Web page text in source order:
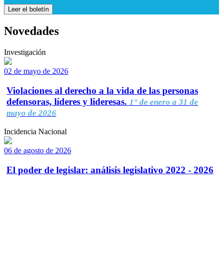
Leer el boletín
Novedades
Investigación
02 de mayo de 2026
Violaciones al derecho a la vida de las personas
defensoras, líderes y lideresas. 1° de enero a 31 de
mayo de 2026
Incidencia Nacional
06 de agosto de 2026
El poder de legislar: análisis legislativo 2022 - 2026